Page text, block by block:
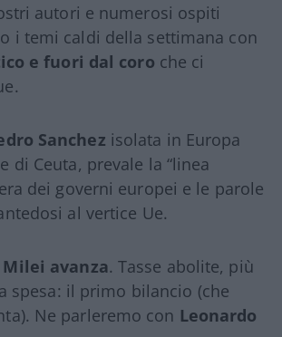
autori e numerosi ospiti
i temi caldi della settimana con
e fuori dal coro che ci
Sanchez isolata in Europa
di Ceuta, prevale la “linea
dei governi europei e le parole
al vertice Ue.
Milei avanza. Tasse abolite, più
spesa: il primo bilancio (che
Ne parleremo con Leonardo